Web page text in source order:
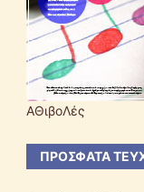
ΑΘιβοΛές
ΠΡΌΣΦΑΤΑ